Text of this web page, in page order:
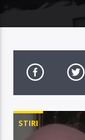
STIRI